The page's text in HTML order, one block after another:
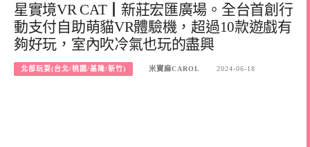
星實境VR CAT┃新莊宏匯廣場。全台首創行
動支付自助萌貓VR體驗機，超過10款遊戲有
夠好玩，室內吹冷氣也玩的盡興
北部玩耍(台北/桃園/基隆/新竹) 米寶麻CAROL 2024-06-18